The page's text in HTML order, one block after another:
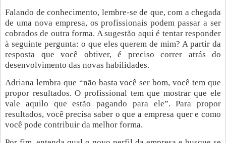
Falando de conhecimento, lembre-se de que, com a chegada
de uma nova empresa, os profissionais podem passar a ser
cobrados de outra forma. A sugestão aqui é tentar responder
à seguinte pergunta: o que eles querem de mim? A partir da
resposta que você obtiver, é preciso correr atrás do
desenvolvimento das novas habilidades.
Adriana lembra que “não basta você ser bom, você tem que
propor resultados. O profissional tem que mostrar que ele
vale aquilo que estão pagando para ele”. Para propor
resultados, você precisa saber o que a empresa quer e como
você pode contribuir da melhor forma.